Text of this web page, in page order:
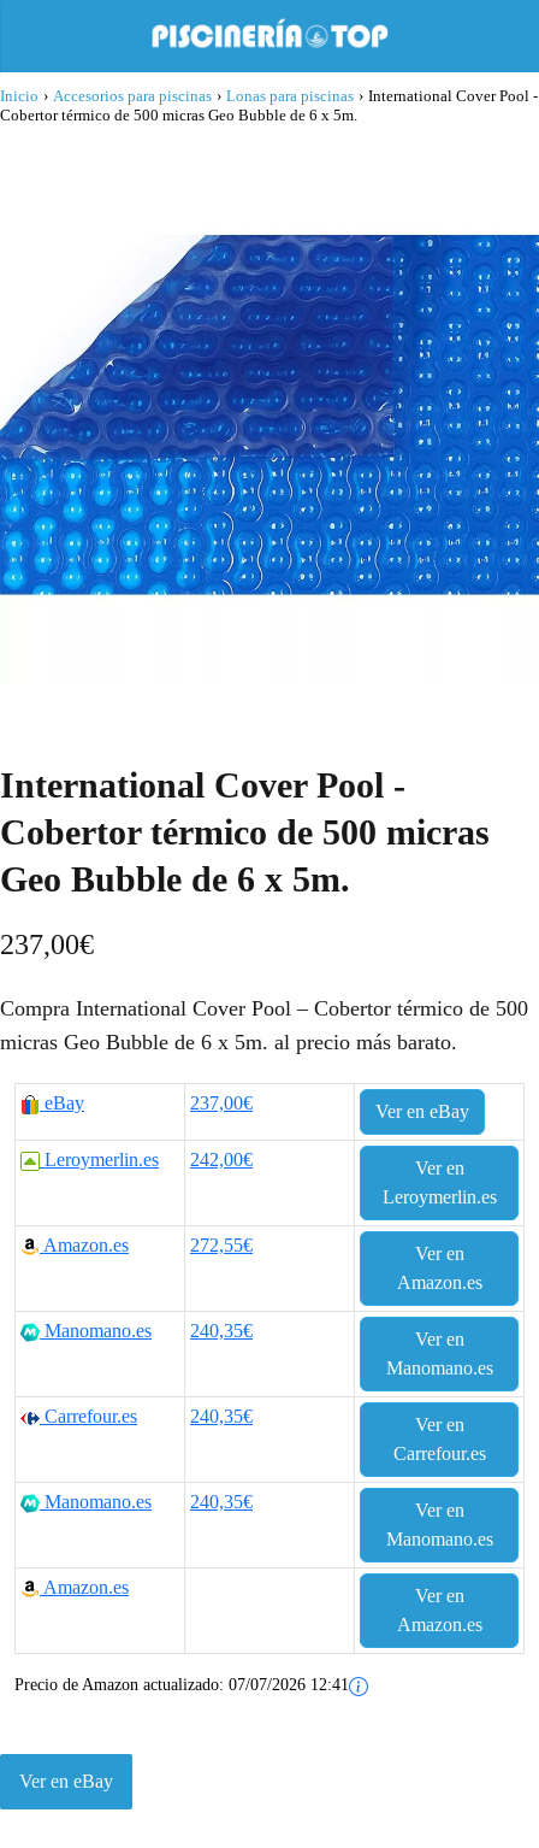
Inicio › Accesorios para piscinas › Lonas para piscinas › International Cover Pool -
Cobertor térmico de 500 micras Geo Bubble de 6 x 5m.
International Cover Pool -
Cobertor térmico de 500 micras
Geo Bubble de 6 x 5m.
237,00€
Compra International Cover Pool – Cobertor térmico de 500
micras Geo Bubble de 6 x 5m. al precio más barato.
eBay 237,00€ Ver en eBay
Leroymerlin.es 242,00€
Ver en
Leroymerlin.es
Amazon.es 272,55€
Ver en
Amazon.es
Manomano.es 240,35€
Ver en
Manomano.es
Carrefour.es 240,35€
Ver en
Carrefour.es
Manomano.es 240,35€
Ver en
Manomano.es
Amazon.es
Ver en
Amazon.es
Precio de Amazon actualizado: 07/07/2026 12:41
Ver en eBay